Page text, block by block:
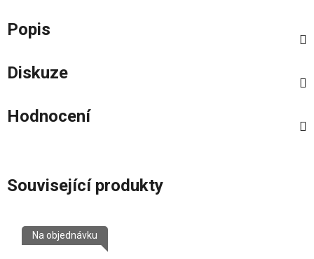
Popis
Diskuze
Hodnocení
Související produkty
Na objednávku